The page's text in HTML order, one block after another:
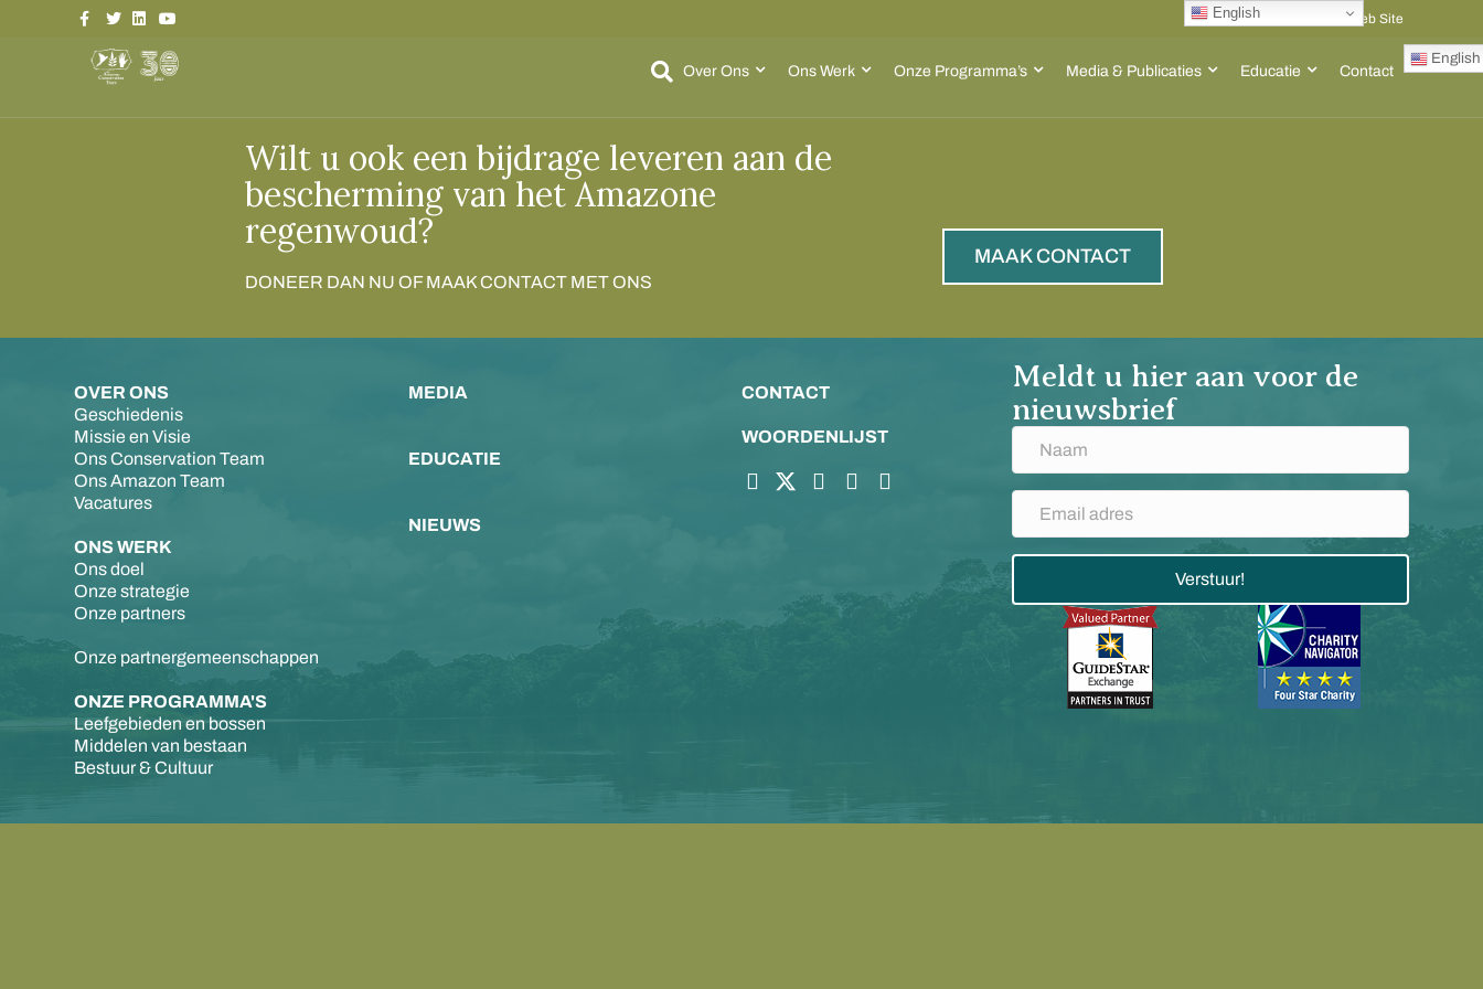
Facebook
TwitterLinkedinYoutube Go to ACT Global Web Site
Over Ons Ons Werk Onze Programma’s Media & Publicaties Educatie Contact
English
Wilt u ook een bijdrage leveren aan de
bescherming van het Amazone
regenwoud?
DONEER DAN NU OF MAAK CONTACT MET ONS
MAAK CONTACT
OVER ONS
Geschiedenis
Missie en Visie
Ons Conservation Team
Ons Amazon Team
Vacatures
ONS WERK
Ons doel
Onze strategie
Onze partners
Onze partnergemeenschappen
ONZE PROGRAMMA'S
Leefgebieden en bossen
Middelen van bestaan
Bestuur & Cultuur
MEDIA
EDUCATIE
NIEUWS
CONTACT
WOORDENLIJST
Meldt u hier aan voor de
nieuwsbrief
Verstuur!
English